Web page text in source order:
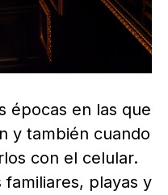
épocas en las que
y también cuando
con el celular.
playas y